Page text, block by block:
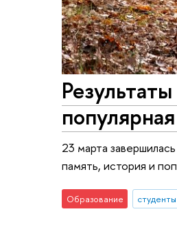
23 марта
память, история и
Образование студенты